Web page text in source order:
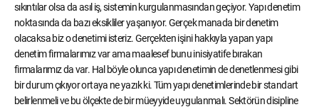
sıkıntılar olsa da asıl iş, sistemin kurgulanmasından geçiyor. Yapı denetim
noktasında da bazı eksikliler yaşanıyor. Gerçek manada bir denetim
olacaksa biz o denetimi isteriz. Gerçekten işini hakkıyla yapan yapı
denetim firmalarımız var ama maalesef bunu inisiyatife bırakan
firmalarımız da var. Hal böyle olunca yapı denetimin de denetlenmesi gibi
bir durum çıkıyor ortaya ne yazık ki. Tüm yapı denetimlerinde bir standart
belirlenmeli ve bu ölçekte de bir müeyyide uygulanmalı. Sektörün disipline